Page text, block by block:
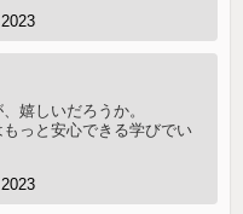
嬉しいだろうか。
っと安心できる学びでい